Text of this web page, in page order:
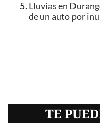
Lluvias en
de un auto por
TE